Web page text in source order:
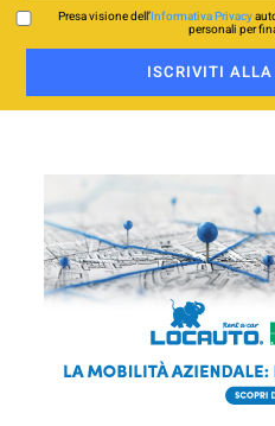
Presa visione dell’Informativa Privacy
personali per
ISCRIVITI ALLA